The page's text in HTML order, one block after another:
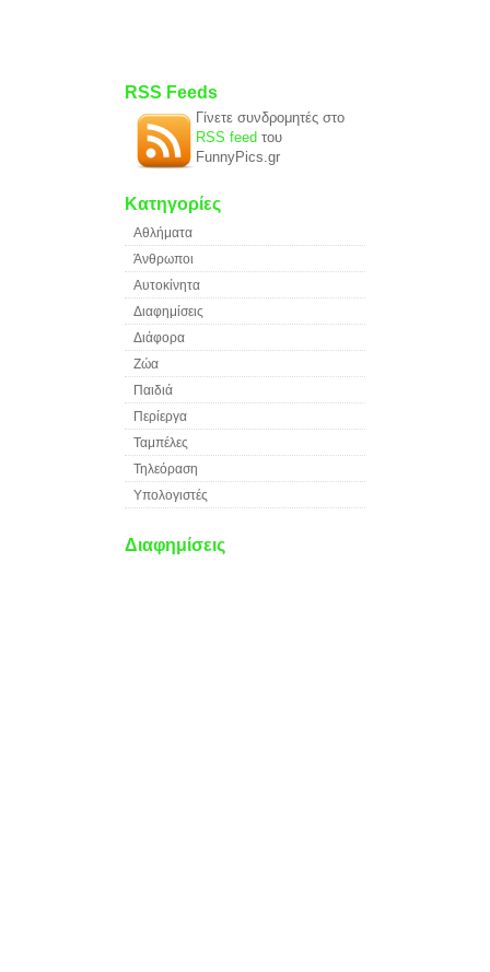
RSS Feeds
Γίνετε συνδρομητές στο
RSS feed του
FunnyPics.gr
Κατηγορίες
Αθλήματα
Άνθρωποι
Αυτοκίνητα
Διαφημίσεις
Διάφορα
Ζώα
Παιδιά
Περίεργα
Ταμπέλες
Τηλεόραση
Υπολογιστές
Διαφημίσεις